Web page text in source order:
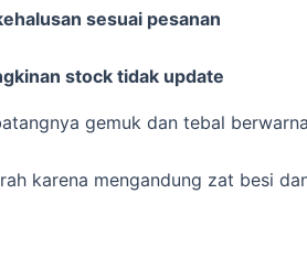
sesuai pesanan
stock tidak update
gemuk dan tebal
karena mengandung zat besi